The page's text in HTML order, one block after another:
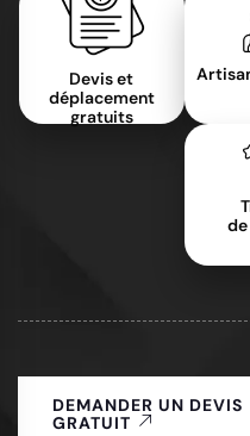
Devis et
déplacement
gratuits
DEMANDER UN DEVIS
GRATUIT